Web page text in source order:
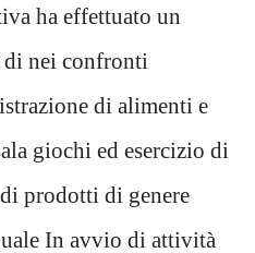
ha effettuato un
nei confronti
di alimenti e
giochi ed esercizio di
prodotti di genere
In avvio di attività